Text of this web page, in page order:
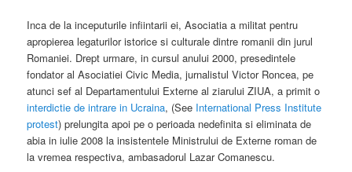
Inca de la inceputurile infiintarii ei, Asociatia a militat pentru
apropierea legaturilor istorice si culturale dintre romanii din jurul
Romaniei. Drept urmare, in cursul anului 2000, presedintele
fondator al Asociatiei Civic Media, jurnalistul Victor Roncea, pe
atunci sef al Departamentului Externe al ziarului ZIUA, a primit o
interdictie de intrare in Ucraina, (See International Press Institute
protest) prelungita apoi pe o perioada nedefinita si eliminata de
abia in iulie 2008 la insistentele Ministrului de Externe roman de
la vremea respectiva, ambasadorul Lazar Comanescu.